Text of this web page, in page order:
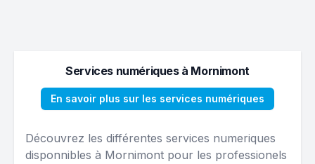
Services numériques à Mornimont
En savoir plus sur les services numériques
Découvrez les différentes services numeriques
disponnibles à Mornimont pour les professionels